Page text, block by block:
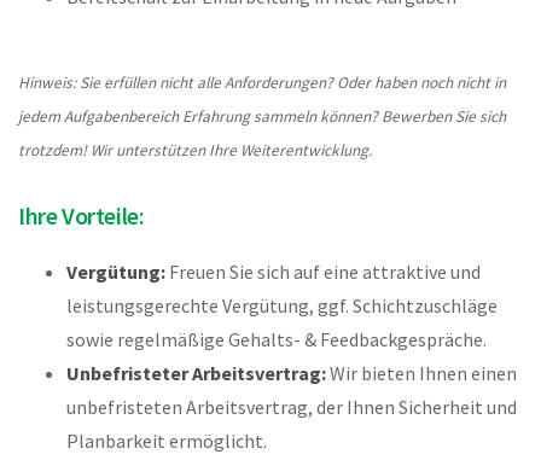
Hinweis: Sie erfüllen nicht alle Anforderungen? Oder haben noch nicht in
jedem Aufgabenbereich Erfahrung sammeln können? Bewerben Sie sich
trotzdem! Wir unterstützen Ihre Weiterentwicklung.
Ihre Vorteile:
Vergütung: Freuen Sie sich auf eine attraktive und
leistungsgerechte Vergütung, ggf. Schichtzuschläge
sowie regelmäßige Gehalts- & Feedbackgespräche.
Unbefristeter Arbeitsvertrag:Wir bieten Ihnen einen
unbefristeten Arbeitsvertrag, der Ihnen Sicherheit und
Planbarkeit ermöglicht.